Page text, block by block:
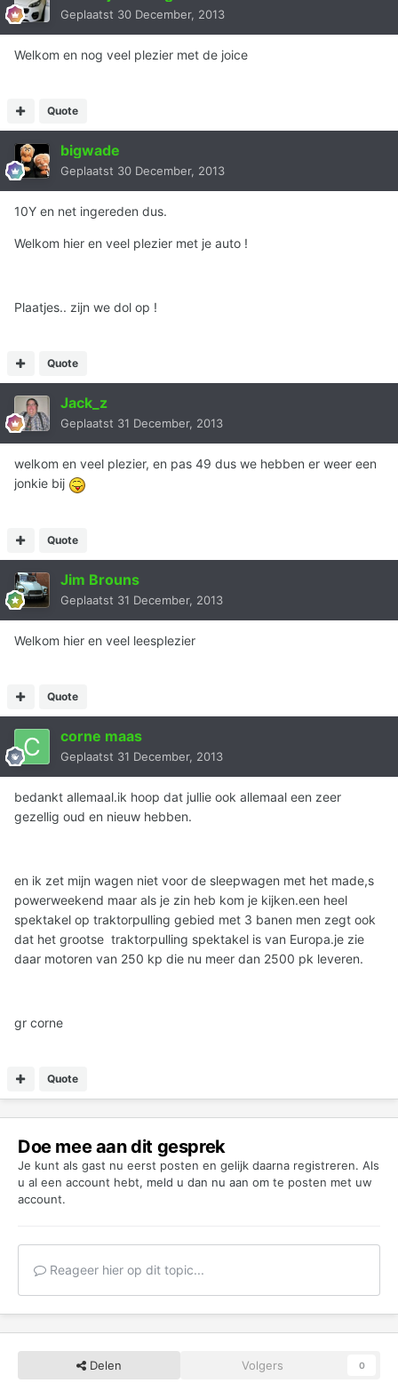
Geplaatst 30 December, 2013
Welkom en nog veel plezier met de joice
Quote
bigwade
Geplaatst 30 December, 2013
10Y en net ingereden dus.
Welkom hier en veel plezier met je auto !
Plaatjes.. zijn we dol op !
Quote
Jack_z
Geplaatst 31 December, 2013
welkom en veel plezier, en pas 49 dus we hebben er weer een
jonkie bij
Quote
Jim Brouns
Geplaatst 31 December, 2013
Welkom hier en veel leesplezier
Quote
corne maas
Geplaatst 31 December, 2013
bedankt allemaal.ik hoop dat jullie ook allemaal een zeer
gezellig oud en nieuw hebben.
en ik zet mijn wagen niet voor de sleepwagen met het made,s
powerweekend maar als je zin heb kom je kijken.een heel
spektakel op traktorpulling gebied met 3 banen men zegt ook
dat het grootse traktorpulling spektakel is van Europa.je zie
daar motoren van 250 kp die nu meer dan 2500 pk leveren.
gr corne
Quote
Doe mee aan dit gesprek
Je kunt als gast nu eerst posten en gelijk daarna registreren. Als
u al een account hebt, meld u dan nu aan om te posten met uw
account.
Reageer hier op dit topic...
Delen Volgers 0